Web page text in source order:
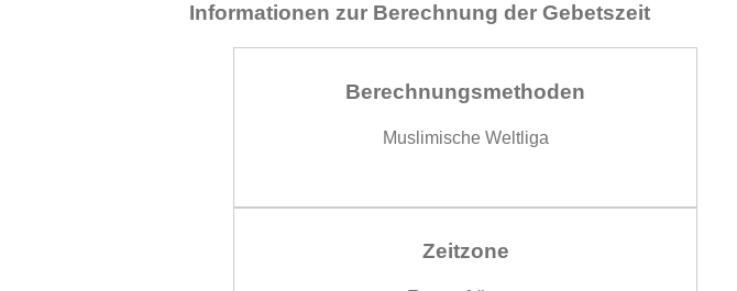
Informationen zur Berechnung der Gebetszeit
Berechnungsmethoden
Muslimische Weltliga
Zeitzone